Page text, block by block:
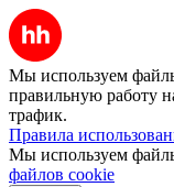
Мы используем
правильную работу
трафик.
Правила
Мы используем
файлов cookie